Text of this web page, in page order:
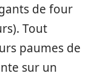
de four
Tout
paumes de
sur un